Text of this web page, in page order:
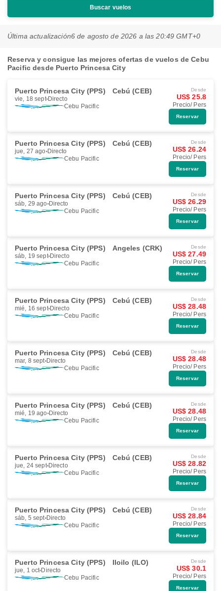
Buscar vuelos
Última actualización6 de agosto de 2026 a las 20:49 GMT+0
Reserva y consigue las mejores ofertas de vuelos de Cebu
Pacific desde Puerto Princesa City
Puerto Princesa City (PPS) Cebú (CEB)
vie, 18 sept Directo
Cebu Pacific
Desde
US$ 25.8
Precio/ Pers
Reservar
Puerto Princesa City (PPS) Cebú (CEB)
jue, 27 ago Directo
Cebu Pacific
Desde
US$ 26.24
Precio/ Pers
Reservar
Puerto Princesa City (PPS) Cebú (CEB)
sáb, 29 ago Directo
Cebu Pacific
Desde
US$ 26.29
Precio/ Pers
Reservar
Puerto Princesa City (PPS) Angeles (CRK)
sáb, 19 sept Directo
Cebu Pacific
Desde
US$ 27.49
Precio/ Pers
Reservar
Puerto Princesa City (PPS) Cebú (CEB)
mié, 16 sept Directo
Cebu Pacific
Desde
US$ 28.48
Precio/ Pers
Reservar
Puerto Princesa City (PPS) Cebú (CEB)
mar, 8 sept Directo
Cebu Pacific
Desde
US$ 28.48
Precio/ Pers
Reservar
Puerto Princesa City (PPS) Cebú (CEB)
mié, 19 ago Directo
Cebu Pacific
Desde
US$ 28.48
Precio/ Pers
Reservar
Puerto Princesa City (PPS) Cebú (CEB)
jue, 24 sept Directo
Cebu Pacific
Desde
US$ 28.82
Precio/ Pers
Reservar
Puerto Princesa City (PPS) Cebú (CEB)
sáb, 5 sept Directo
Cebu Pacific
Desde
US$ 28.84
Precio/ Pers
Reservar
Puerto Princesa City (PPS) Iloilo (ILO)
jue, 1 oct Directo
Cebu Pacific
Desde
US$ 30.1
Precio/ Pers
Reservar